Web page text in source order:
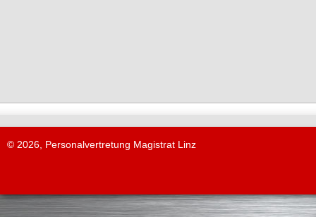
© 2026, Personalvertretung Magistrat Linz